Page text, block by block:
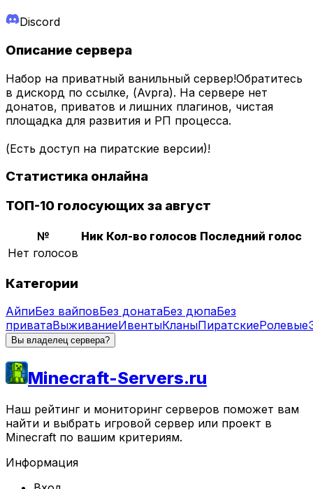
Discord
Описание сервера
Набор на приватный ванильный сервер!Обратитесь
в дискорд по ссылке, (Avpra). На сервере нет
донатов, приватов и лишних плагинов, чистая
площадка для развития и РП процесса.
(Есть доступ на пиратские версии)!
Статистика онлайна
ТОП-10 голосующих за август
№ Ник Кол-во голосов Последний голос
Нет голосов
Категории
АйпиБез вайповБез донатаБез дюпаБез
приватаВыживаниеИвентыКланыПиратскиеРолевые
Вы владелец сервера?
Minecraft-Servers.ru
Наш рейтинг и мониторинг серверов поможет вам
найти и выбрать игровой сервер или проект в
Minecraft по вашим критериям.
Информация